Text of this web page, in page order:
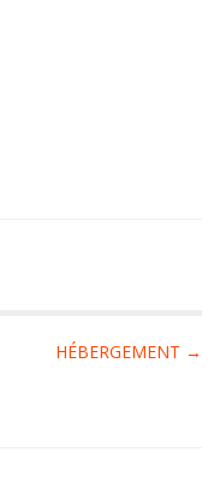
HÉBERGEMENT →